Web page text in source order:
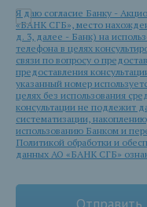
Я даю согласие Банку -
«БАНК СГБ», место
д. 3, далее - Банк) на
телефона в целях
связи по вопросу о
предоставления
указанный номер
целях без использования
консультации не подлежит
систематизации,
использованию Банком и
Политикой обработки и
данных АО «БАНК СГБ»